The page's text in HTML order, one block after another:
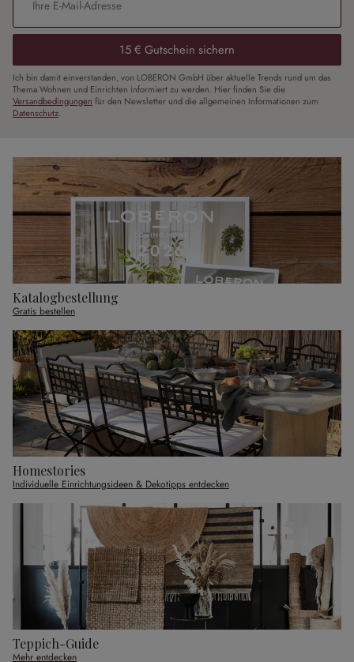
15 € Gutschein sichern
Ich bin damit einverstanden, von LOBERON GmbH über aktuelle Trends rund um das
Thema Wohnen und Einrichten informiert zu werden. Hier finden Sie die
Versandbedingungen für den Newsletter und die allgemeinen Informationen zum
Datenschutz.
Katalogbestellung
Gratis bestellen
Homestories
Individuelle Einrichtungsideen & Dekotipps entdecken
Teppich-Guide
Mehr entdecken